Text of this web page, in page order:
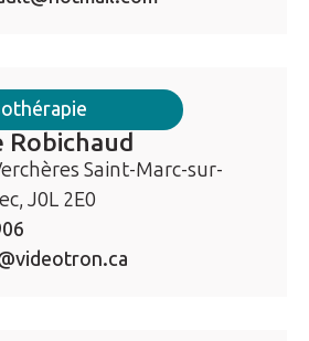
Robichaud
Saint-Marc-sur-
J0L 2E0